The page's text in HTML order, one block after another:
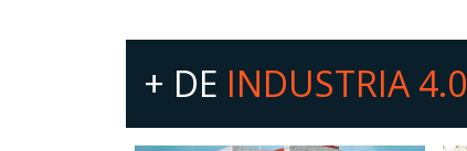
+ DE INDUSTRIA 4.0